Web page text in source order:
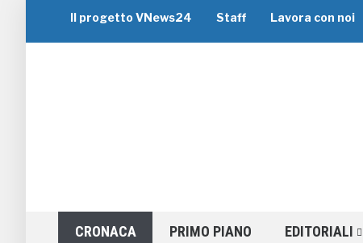
Il progetto VNews24 Staff Lavora con noi
CRONACA PRIMO PIANO EDITORIALI